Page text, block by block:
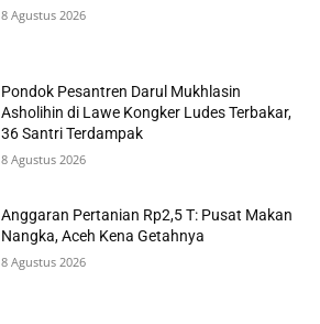
8 Agustus 2026
Pondok Pesantren Darul Mukhlasin
Asholihin di Lawe Kongker Ludes Terbakar,
36 Santri Terdampak
8 Agustus 2026
Anggaran Pertanian Rp2,5 T: Pusat Makan
Nangka, Aceh Kena Getahnya
8 Agustus 2026